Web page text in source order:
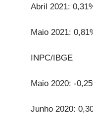
Abril 2021:
Maio 2021:
INPC/IBGE
Maio 2020: -
Junho 2020: